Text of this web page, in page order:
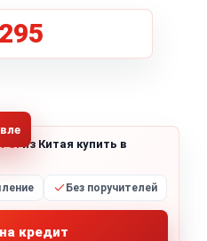
из Китая купить в
Без поручителей
кредит